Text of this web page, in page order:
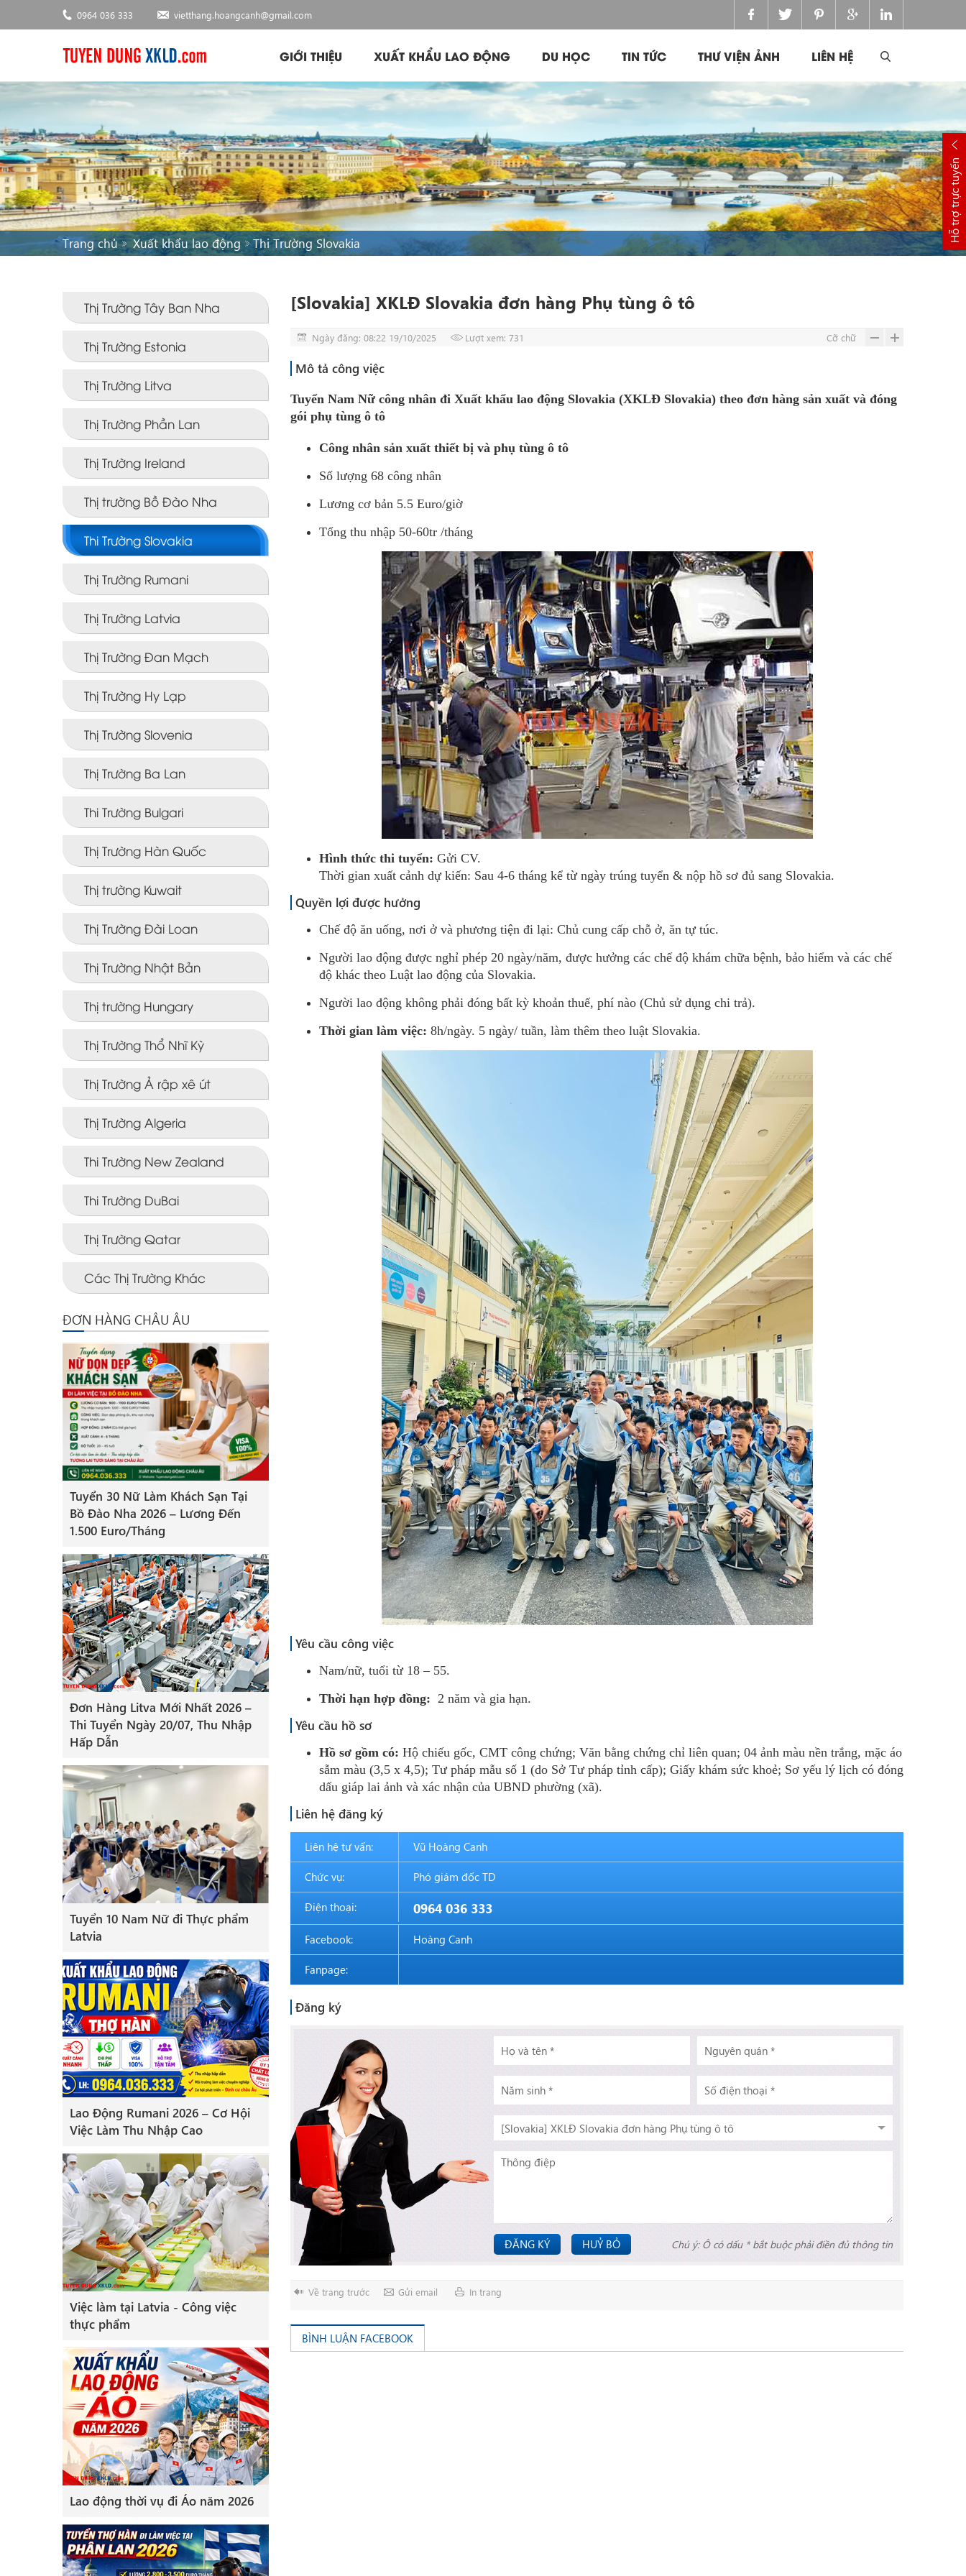
0964 036 333 vietthang.hoangcanh@gmail.com
GIỚI THIỆU XUẤT KHẨU LAO ĐỘNG DU HỌC TIN TỨC THƯ VIỆN ẢNH LIÊN HỆ
Trang chủ Xuất khẩu lao động Thi Trường Slovakia
Thị Trường Tây Ban Nha
Thị Trường Estonia
Thị Trường Litva
Thị Trường Phần Lan
Thị Trường Ireland
Thị trường Bồ Đào Nha
Thi Trường Slovakia
Thị Trường Rumani
Thị Trường Latvia
Thị Trường Đan Mạch
Thị Trường Hy Lạp
Thị Trường Slovenia
Thị Trường Ba Lan
Thi Trường Bulgari
Thị Trường Hàn Quốc
Thị trường Kuwait
Thị Trường Đài Loan
Thị Trường Nhật Bản
Thị trường Hungary
Thị Trường Thổ Nhĩ Kỳ
Thị Trường Ả rập xê út
Thị Trường Algeria
Thi Trường New Zealand
Thi Trường DuBai
Thị Trường Qatar
Các Thị Trường Khác
ĐƠN HÀNG CHÂU ÂU
Tuyển 30 Nữ Làm Khách Sạn Tại
Bồ Đào Nha 2026 – Lương Đến
1.500 Euro/Tháng
Đơn Hàng Litva Mới Nhất 2026 –
Thi Tuyển Ngày 20/07, Thu Nhập
Hấp Dẫn
Tuyển 10 Nam Nữ đi Thực phẩm
Latvia
Lao Động Rumani 2026 – Cơ Hội
Việc Làm Thu Nhập Cao
Việc làm tại Latvia - Công việc
thực phẩm
Lao động thời vụ đi Áo năm 2026
[Slovakia] XKLĐ Slovakia đơn hàng Phụ tùng ô tô
Ngày đăng: 08:22 19/10/2025 Lượt xem: 731 Cỡ chữ
Mô tả công việc
Tuyển Nam Nữ công nhân đi Xuất khẩu lao động Slovakia (XKLĐ Slovakia) theo đơn hàng sản xuất và đóng
gói phụ tùng ô tô
Công nhân sản xuất thiết bị và phụ tùng ô tô
Số lượng 68 công nhân
Lương cơ bản 5.5 Euro/giờ
Tổng thu nhập 50-60tr /tháng
Hình thức thi tuyển: Gửi CV.
Thời gian xuất cảnh dự kiến: Sau 4-6 tháng kể từ ngày trúng tuyển & nộp hồ sơ đủ sang Slovakia.
Quyền lợi được hưởng
Chế độ ăn uống, nơi ở và phương tiện đi lại: Chủ cung cấp chỗ ở, ăn tự túc.
Người lao động được nghỉ phép 20 ngày/năm, được hưởng các chế độ khám chữa bệnh, bảo hiểm và các chế
độ khác theo Luật lao động của Slovakia.
Người lao động không phải đóng bất kỳ khoản thuế, phí nào (Chủ sử dụng chi trả).
Thời gian làm việc: 8h/ngày. 5 ngày/ tuần, làm thêm theo luật Slovakia.
Yêu cầu công việc
Nam/nữ, tuổi từ 18 – 55.
Thời hạn hợp đồng: 2 năm và gia hạn.
Yêu cầu hồ sơ
Hồ sơ gồm có: Hộ chiếu gốc, CMT công chứng; Văn bằng chứng chỉ liên quan; 04 ảnh màu nền trắng, mặc áo
sẫm màu (3,5 x 4,5); Tư pháp mẫu số 1 (do Sở Tư pháp tỉnh cấp); Giấy khám sức khoẻ; Sơ yếu lý lịch có đóng
dấu giáp lai ảnh và xác nhận của UBND phường (xã).
Liên hệ đăng ký
Liên hệ tư vấn: Vũ Hoàng Canh
Chức vụ: Phó giám đốc TD
Điện thoại: 0964 036 333
Facebook: Hoàng Canh
Fanpage:
Đăng ký
Chú ý: Ô có dấu * bắt buộc phải điền đủ thông tin
ĐĂNG KÝ HUỶ BỎ
Về trang trước Gửi email In trang
BÌNH LUẬN FACEBOOK
Hỗ trợ trực tuyến